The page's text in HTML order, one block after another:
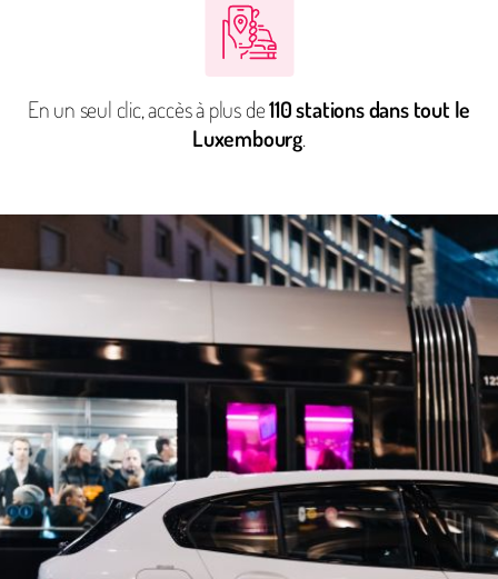
En un seul clic, accès à plus de110 stations dans tout le
Luxembourg.